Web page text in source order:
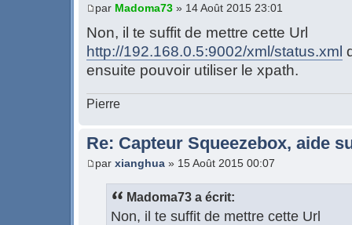
par Madoma73 » 14 Août 2015 23:01
Non, il te suffit de mettre cette Url
http://192.168.0.5:9002/xml/status.xml
ensuite pouvoir utiliser le xpath.
Pierre
Re: Capteur Squeezebox, aide
par xianghua » 15 Août 2015 00:07
Madoma73 a écrit:
Non, il te suffit de mettre cette Url